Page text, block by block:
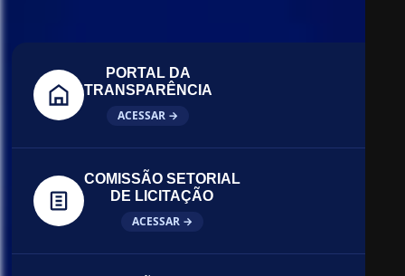
PORTAL DA
TRANSPARÊNCIA
ACESSAR →
COMISSÃO SETORIAL
DE LICITAÇÃO
ACESSAR →